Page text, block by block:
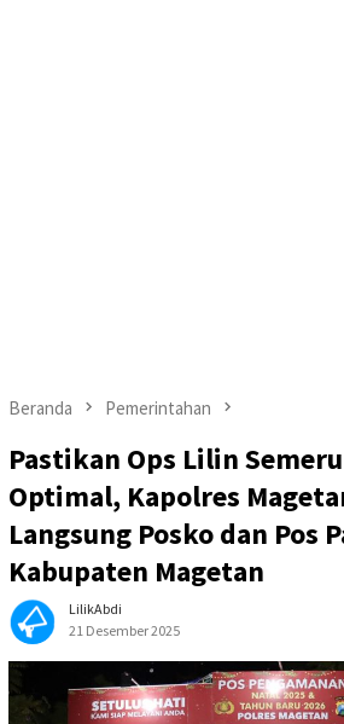
Beranda Pemerintahan
Pastikan Ops Lilin
Optimal, Kapolres
Langsung Posko dan Pos
Kabupaten Magetan
LilikAbdi
21 Desember 2025